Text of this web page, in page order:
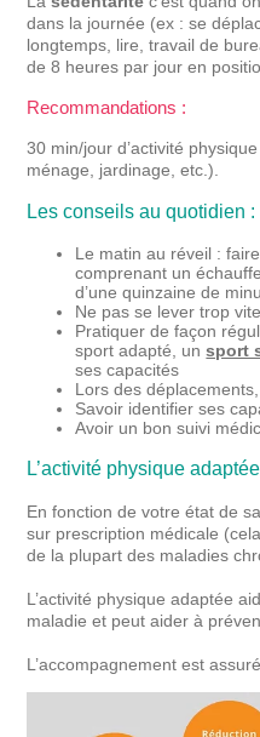
dans la journée (ex : se
longtemps, lire, travail de
de 8 heures par jour en
Recommandations :
30 min/jour d’activité
ménage, jardinage, etc.).
Les conseils au quotidien :
Le matin au réveil :
comprenant un
d’une quinzaine de
Ne pas se lever trop
Pratiquer de façon
sport adapté, unsport
ses capacités
Lors des
Savoir identifier ses
Avoir un bon suivi
L’activité physique
En fonction de votre état de
sur prescription médicale
de la plupart des maladies
L’activité physique adaptée
maladie et peut aider à
L’accompagnement est